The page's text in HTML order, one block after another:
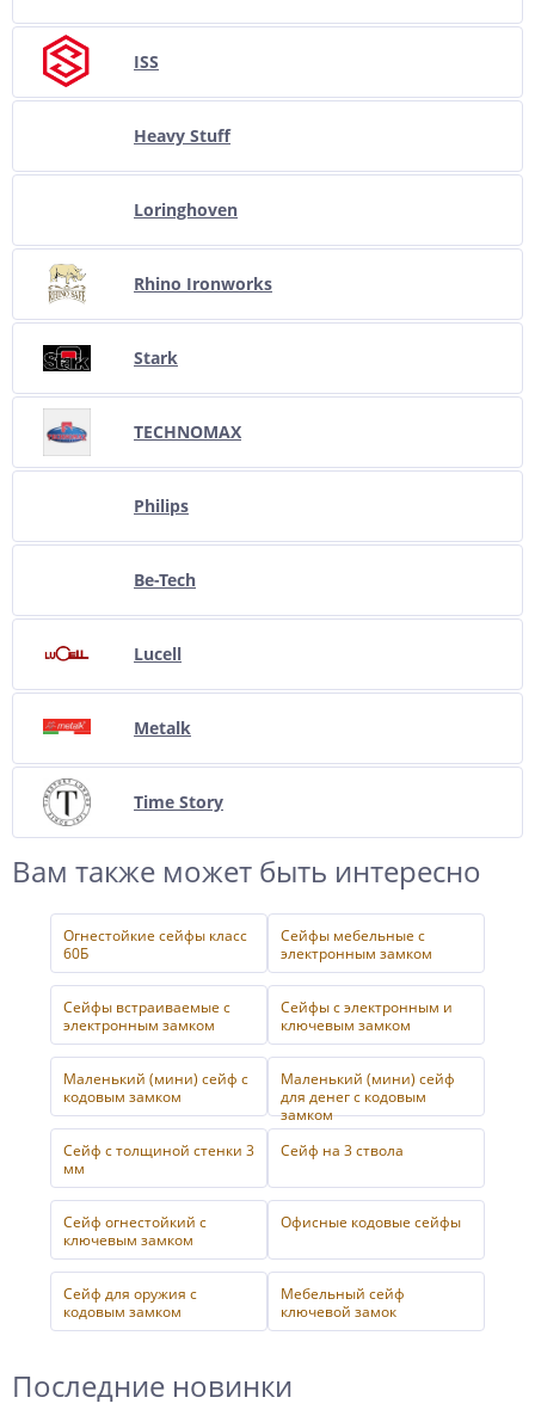
ISS
Heavy Stuff
Loringhoven
Rhino Ironworks
Stark
TECHNOMAX
Philips
Be-Tech
Lucell
Metalk
Time Story
Вам также может быть интересно
Огнестойкие сейфы класс
60Б
Сейфы мебельные с
электронным замком
Сейфы встраиваемые с
электронным замком
Сейфы с электронным и
ключевым замком
Маленький (мини) сейф с
кодовым замком
Маленький (мини) сейф
для денег с кодовым
замком
Сейф с толщиной стенки 3
мм
Сейф на 3 ствола
Сейф огнестойкий с
ключевым замком
Офисные кодовые сейфы
Сейф для оружия с
кодовым замком
Мебельный сейф
ключевой замок
Последние новинки